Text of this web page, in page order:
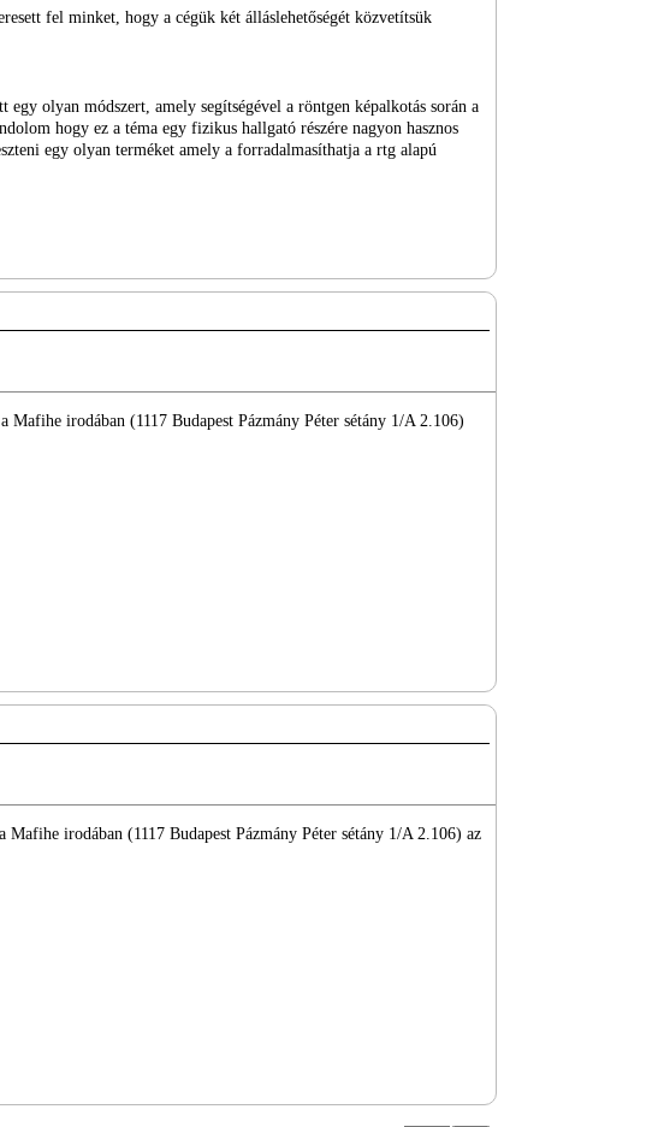
fel minket, hogy a cégük két álláslehetőségét közvetítsük
olyan módszert, amely segítségével a röntgen képalkotás során a
hogy ez a téma egy fizikus hallgató részére nagyon hasznos
egy olyan terméket amely a forradalmasíthatja a rtg alapú
irodában (1117 Budapest Pázmány Péter sétány 1/A 2.106)
irodában (1117 Budapest Pázmány Péter sétány 1/A 2.106) az